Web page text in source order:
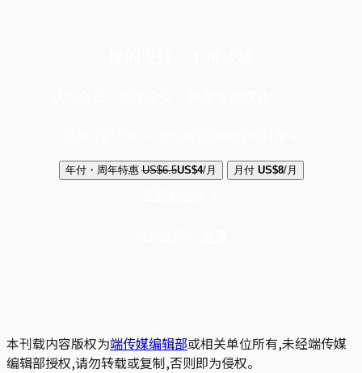
年付・周年特惠 US$6.5US$4/月 月付 US$8/月
本刊载内容版权为端传媒编辑部或相关单位所有,未经端传媒
编辑部授权,请勿转载或复制,否则即为侵权。